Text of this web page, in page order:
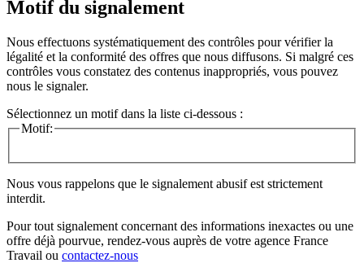
Motif du signalement
Nous effectuons systématiquement des contrôles pour vérifier la
légalité et la conformité des offres que nous diffusons. Si malgré ces
contrôles vous constatez des contenus inappropriés, vous pouvez
nous le signaler.
Sélectionnez un motif dans la liste ci-dessous :
Motif:
Nous vous rappelons que le signalement abusif est strictement
interdit.
Pour tout signalement concernant des informations inexactes ou une
offre déjà pourvue, rendez-vous auprès de votre agence France
Travail ou contactez-nous